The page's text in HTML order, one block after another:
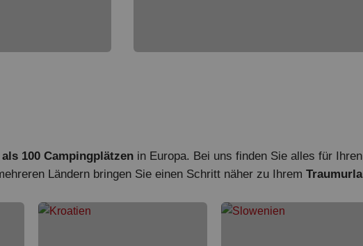
100 Campingplätzen in Europa. Bei uns finden Sie alles für
Ländern bringen Sie einen Schritt näher zu Ihrem